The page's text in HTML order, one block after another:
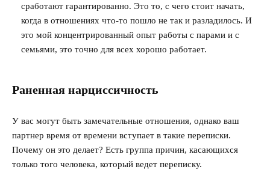
сработают гарантированно. Это то, с чего стоит начать,
когда в отношениях что-то пошло не так и разладилось. И
это мой концентрированный опыт работы с парами и с
семьями, это точно для всех хорошо работает.
Раненная нарциссичность
У вас могут быть замечательные отношения, однако ваш
партнер время от времени вступает в такие переписки.
Почему он это делает? Есть группа причин, касающихся
только того человека, который ведет переписку.